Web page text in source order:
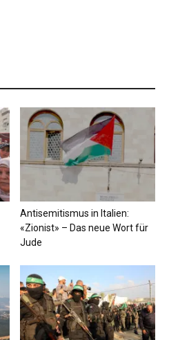
Antisemitismus in Italien:
«Zionist» – Das neue Wort für
Jude